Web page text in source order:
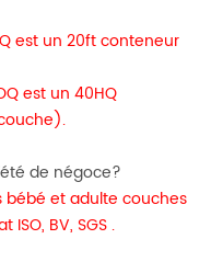
est un 20ft conteneur
est un 40HQ
de négoce?
bébé et adulte couches
BV, SGS .